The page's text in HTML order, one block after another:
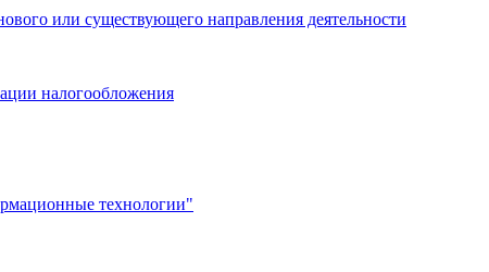
или существующего направления деятельности
налогообложения
технологии"